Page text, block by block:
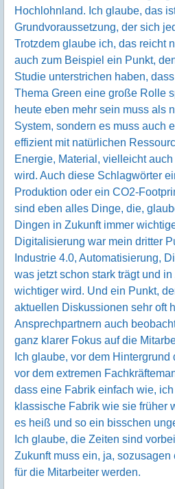
Hochlohnland. Ich glaube, das
Grundvoraussetzung, der sich
Trotzdem glaube ich, das reicht
auch zum Beispiel ein Punkt,
Studie unterstrichen haben,
Thema Green eine große Rolle
heute eben mehr sein muss als
System, sondern es muss auch
effizient mit natürlichen
Energie, Material, vielleicht
wird. Auch diese Schlagwörter
Produktion oder ein CO2-
sind eben alles Dinge, die,
Dingen in Zukunft immer
Digitalisierung war mein dritter
Industrie 4.0, Automatisierung,
was jetzt schon stark trägt und in
wichtiger wird. Und ein Punkt,
aktuellen Diskussionen sehr oft
Ansprechpartnern auch
ganz klarer Fokus auf die
Ich glaube, vor dem
vor dem extremen
dass eine Fabrik einfach wie,
klassische Fabrik wie sie früher
es heiß und so ein bisschen
Ich glaube, die Zeiten sind
Zukunft muss ein, ja,
für die Mitarbeiter werden.